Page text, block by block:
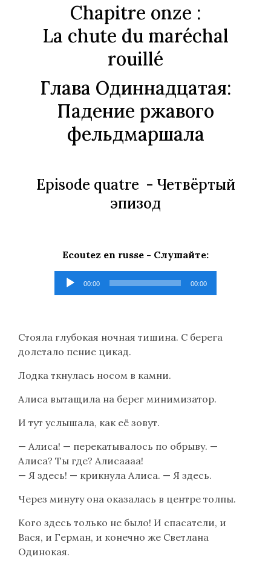
Chapitre onze :
La chute du maréchal
rouillé
Глава Одиннадцатая:
Падение ржавого
фельдмаршала
Episode quatre - Четвёртый
эпизод
Ecoutez en russe - Слушайте:
Lecteur00:00 00:00
Стояла глубокая ночная тишина. С берега
долетало пение цикад.
Лодка ткнулась носом в камни.
Алиса вытащила на берег минимизатор.
И тут услышала, как её зовут.
— Алиса! — перекатывалось по обрыву. —
Алиса? Ты где? Алисаааа!
— Я здесь! — крикнула Алиса. — Я здесь.
Через минуту она оказалась в центре толпы.
Кого здесь только не было! И спасатели, и
Вася, и Герман, и конечно же Светлана
Одинокая.